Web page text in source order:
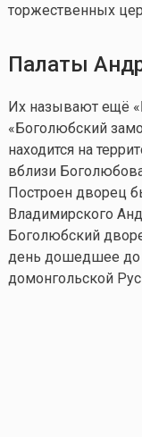
торжественных
Палаты
Их называют ещё
«Боголюбский
находится на
вблизи
Построен дворец
Владимирского
Боголюбский
день дошедшее до
домонгольской